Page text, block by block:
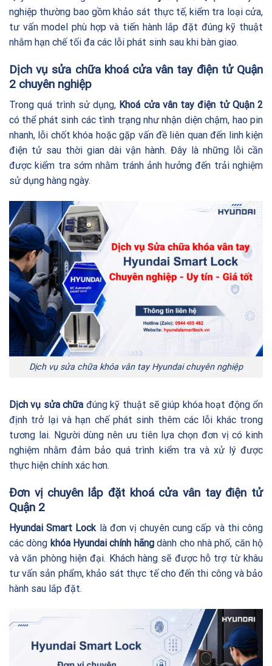
nghiệp thường bao gồm khảo sát thực tế, kiểm tra loại cửa,
tư vấn model phù hợp và tiến hành lắp đặt đúng kỹ thuật
nhằm hạn chế tối đa các lỗi phát sinh sau khi bàn giao.
Dịch vụ sửa chữa khoá cửa vân tay điện tử Quận
2 chuyên nghiệp
Trong quá trình sử dụng, Khoá cửa vân tay điện tử Quận 2
có thể phát sinh các tình trạng như nhận diện chậm, hao pin
nhanh, lỗi chốt khóa hoặc gặp vấn đề liên quan đến linh kiện
điện tử sau thời gian dài vận hành. Đây là những lỗi cần
được kiểm tra sớm nhằm tránh ảnh hưởng đến trải nghiệm
sử dụng hàng ngày.
Dịch vụ sửa chữa khóa vân tay Hyundai chuyên nghiệp
Dịch vụ sửa chữa đúng kỹ thuật sẽ giúp khóa hoạt động ổn
định trở lại và hạn chế phát sinh thêm các lỗi khác trong
tương lai. Người dùng nên ưu tiên lựa chọn đơn vị có kinh
nghiệm nhằm đảm bảo quá trình kiểm tra và xử lý được
thực hiện chính xác hơn.
Đơn vị chuyên lắp đặt khoá cửa vân tay điện tử
Quận 2
Hyundai Smart Locklà đơn vị chuyên cung cấp và thi công
các dòng khóa Hyundai chính hãngdành cho nhà phố, căn hộ
và văn phòng hiện đại. Khách hàng sẽ được hỗ trợ từ khâu
tư vấn sản phẩm, khảo sát thực tế cho đến thi công và bảo
hành sau lắp đặt.